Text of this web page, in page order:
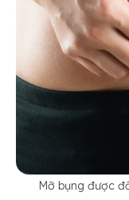
Mỡ bụng được